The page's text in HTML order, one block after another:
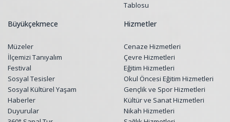
Tablosu
Büyükçekmece
Müzeler
İlçemizi Tanıyalım
Festival
Sosyal Tesisler
Sosyal Kültürel Yaşam
Haberler
Duyurular
Hizmetler
Cenaze Hizmetleri
Çevre Hizmetleri
Eğitim Hizmetleri
Okul Öncesi Eğitim Hizmetleri
Gençlik ve Spor Hizmetleri
Kültür ve Sanat Hizmetleri
Nikah Hizmetleri